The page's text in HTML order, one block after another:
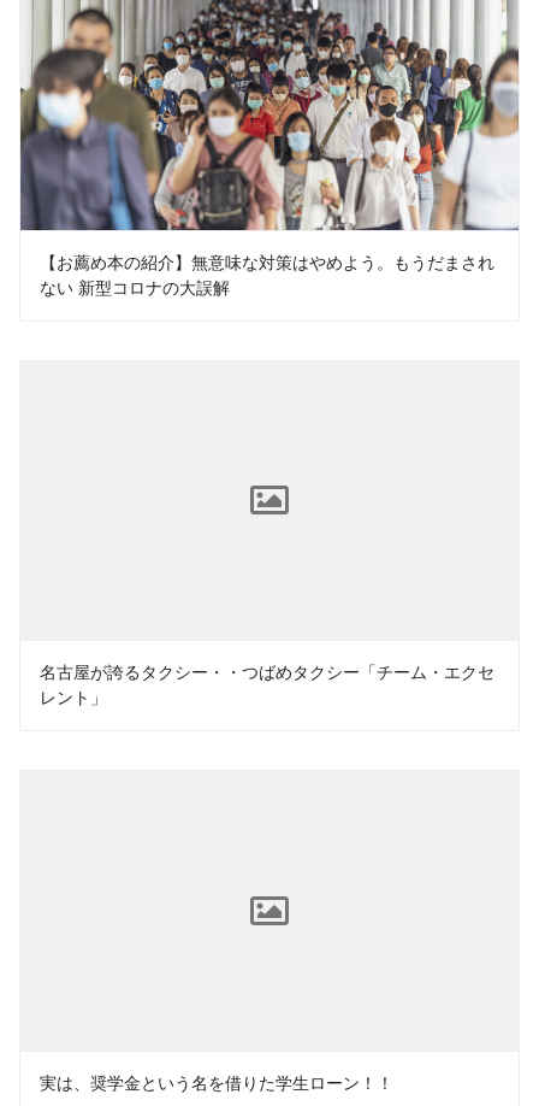
【お薦め本の紹介】無意味な対策はやめよう。もうだまされ
ない 新型コロナの大誤解
名古屋が誇るタクシー・・つばめタクシー「チーム・エクセ
レント」
実は、奨学金という名を借りた学生ローン！！